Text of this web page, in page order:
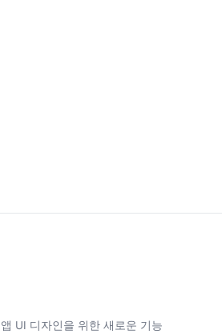
앱 UI 디자인을 위한 새로운 기능